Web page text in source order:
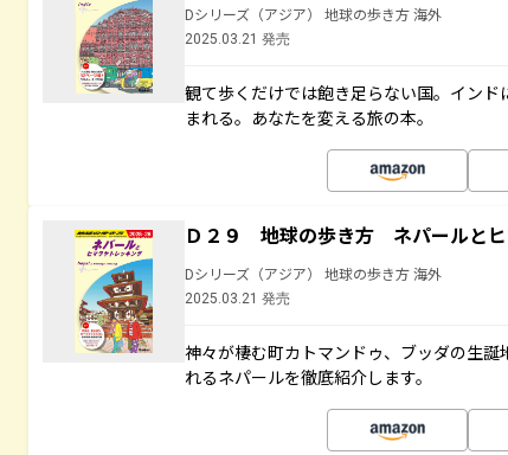
Dシリーズ（アジア） 地球の歩き方 海外
2025.03.21 発売
観て歩くだけでは飽き足らない国。イン
まれる。あなたを変える旅の本。
Ｄ２９ 地球の歩き方 ネパールと
Dシリーズ（アジア） 地球の歩き方 海外
2025.03.21 発売
神々が棲む町カトマンドゥ、ブッダの生
れるネパールを徹底紹介します。